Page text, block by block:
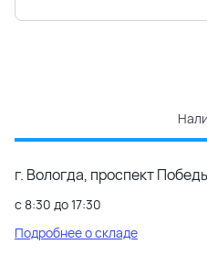
г. Вологда, проспект
с 8:30 до 17:30
Подробнее о складе